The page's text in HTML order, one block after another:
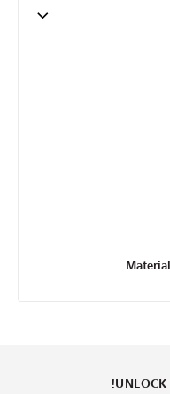
UNLOCK